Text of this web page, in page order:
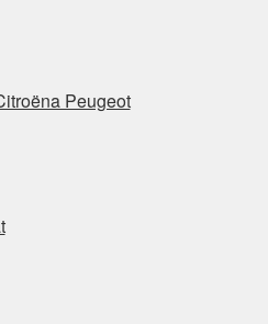
Peugeot